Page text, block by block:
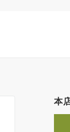
本